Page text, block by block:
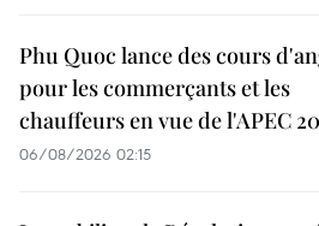
Phu Quoc lance des cours
pour les commerçants et les
chauffeurs en vue de l'APEC
06/08/2026 02:15